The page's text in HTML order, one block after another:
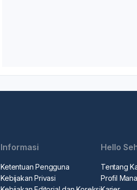
Informasi
Ketentuan Pengguna
Kebijakan Privasi
Hello
Tentang
Profil